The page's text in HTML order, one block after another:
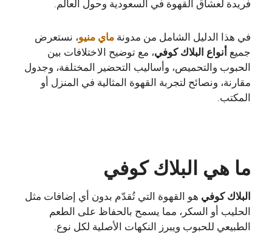
فريدة لعشاق القهوة في السعودية وحول العالم.
في هذا الدليل الشامل من مدونة ماي منيو، نستعرض
جميع أنواع البلاك كوفي، مع توضيح الاختلافات بين
الحبوب والتحميص، وأساليب التحضير المختلفة، وجدول
مقارنة، ونصائح لتجربة القهوة المثالية في المنزل أو
المكتب.
ما هي البلاك كوفي
البلاك كوفي هو القهوة التي تُقدّم بدون أي إضافات مثل
الحليب أو السكر، مما يسمح بالحفاظ على الطعم
الطبيعي للحبوب ويبرز النكهات الأصلية لكل نوع.